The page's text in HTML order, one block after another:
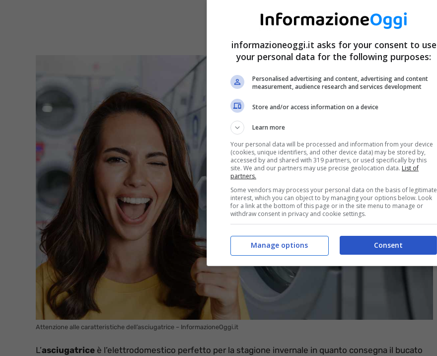
Attenzione alle caratteristiche dell’asciugatrice – InformazioneOggi.it
L’asciugatrice è l’elettrodomestico perfetto per la stagione invernale in quanto consegna il bucato
informazioneoggi.it asks for your consent to use
your personal data for the following purposes:
Personalised advertising and content, advertising and content
measurement, audience research and services development
Store and/or access information on a device
Learn more
Your personal data will be processed and information from your device
(cookies, unique identifiers, and other device data) may be stored by,
accessed by and shared with 319 partners, or used specifically by this
site. We and our partners may use precise geolocation data. List of
partners.
Some vendors may process your personal data on the basis of legitimate
interest, which you can object to by managing your options below. Look
for a link at the bottom of this page or in the site menu to manage or
withdraw consent in privacy and cookie settings.
Consent
Manage options